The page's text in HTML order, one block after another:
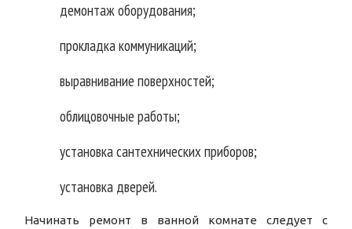
демонтаж оборудования;
прокладка коммуникаций;
выравнивание поверхностей;
облицовочные работы;
установка сантехнических приборов;
установка дверей.
Начинать ремонт в ванной комнате следует с